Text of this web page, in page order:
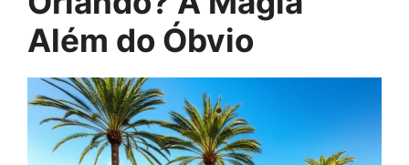
Além do Óbvio